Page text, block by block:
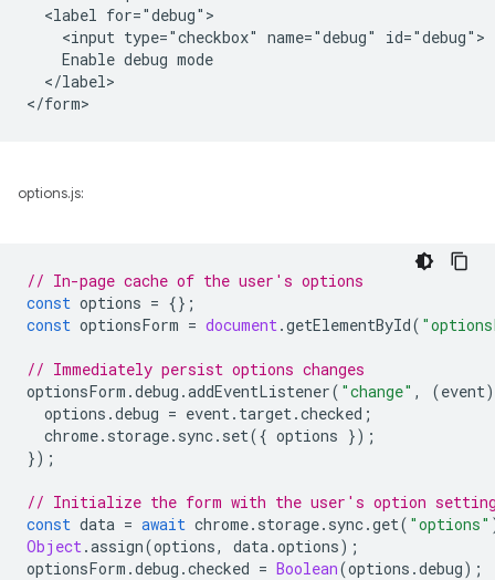
  <label for="debug">
    <input type="checkbox" name="debug" id="debug">
    Enable debug mode
  </label>
options.js:
// In-page cache of the user's options
const options = {};
const optionsForm = document.getElementById(
// Immediately persist options changes
optionsForm .debug .addEventListener( "change" , (event)
options .debug = event. target.checked ;
chrome. storage. sync. set({ options });
});
// Initialize the form with the user's option
const data = await chrome. storage. sync.get( "options"
Object.assign(options, data.options);
optionsForm .debug .checked = Boolean(options .debug);